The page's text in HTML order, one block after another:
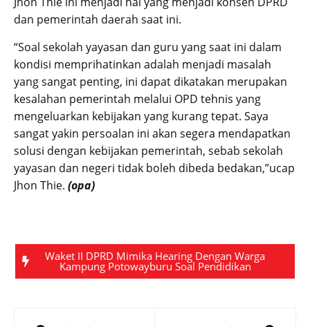
dan pemerintah daerah saat ini.
“Soal sekolah yayasan dan guru yang saat ini dalam
kondisi memprihatinkan adalah menjadi masalah
yang sangat penting, ini dapat dikatakan merupakan
kesalahan pemerintah melalui OPD tehnis yang
mengeluarkan kebijakan yang kurang tepat. Saya
sangat yakin persoalan ini akan segera mendapatkan
solusi dengan kebijakan pemerintah, sebab sekolah
yayasan dan negeri tidak boleh dibeda bedakan,”ucap
Jhon Thie. (opa)
Waket II DPRD Mimika Hearing Dengan Warga
Kampung Potowayburu Soal Pendidikan
Post